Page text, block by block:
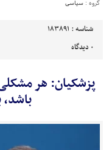
گروه : سیاسی
شناسه : 183891
0 دیدگاه
پزشکیان: هر